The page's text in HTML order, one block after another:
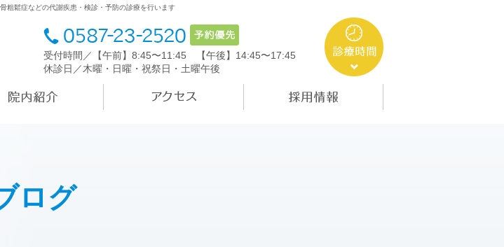
粗鬆症などの代謝疾患・検診・予防の診療を行います
受付時間／【午前】8:45〜11:45
【午後】14:45〜17:45
休診日／木曜・日曜・祝祭日・土曜午後
ログ